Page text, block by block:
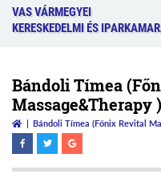
VAS VÁRMEGYEI
KERESKEDELMI ÉS
Bándoli Tímea
Massage&Therapy )
Bándoli Tímea (Főnix Revital